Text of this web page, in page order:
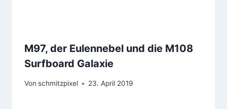
M97, der Eulennebel und die M108
Surfboard Galaxie
Von schmitzpixel 23. April 2019